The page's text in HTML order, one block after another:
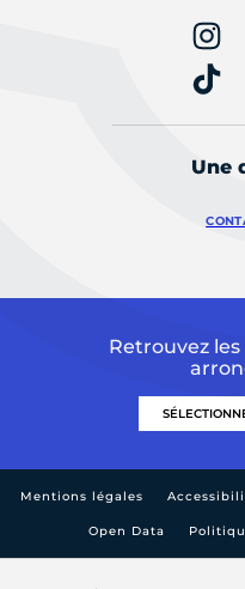
Une
Retrouvez
Mentions légales
Open Data